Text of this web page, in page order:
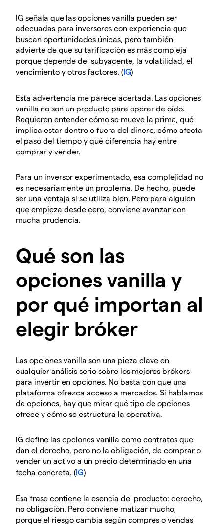
IG señala que las opciones vanilla pueden ser
adecuadas para inversores con experiencia que
buscan oportunidades únicas, pero también
advierte de que su tarificación es más compleja
porque depende del subyacente, la volatilidad, el
vencimiento y otros factores. (IG)
Esta advertencia me parece acertada. Las opciones
vanilla no son un producto para operar de oído.
Requieren entender cómo se mueve la prima, qué
implica estar dentro o fuera del dinero, cómo afecta
el paso del tiempo y qué diferencia hay entre
comprar y vender.
Para un inversor experimentado, esa complejidad no
es necesariamente un problema. De hecho, puede
ser una ventaja si se utiliza bien. Pero para alguien
que empieza desde cero, conviene avanzar con
mucha prudencia.
Qué son las
opciones vanilla y
por qué importan al
elegir bróker
Las opciones vanilla son una pieza clave en
cualquier análisis serio sobre los mejores brókers
para invertir en opciones. No basta con que una
plataforma ofrezca acceso a mercados. Si hablamos
de opciones, hay que mirar qué tipo de opciones
ofrece y cómo se estructura la operativa.
IG define las opciones vanilla como contratos que
dan el derecho, pero no la obligación, de comprar o
vender un activo a un precio determinado en una
fecha concreta. (IG)
Esa frase contiene la esencia del producto: derecho,
no obligación. Pero conviene matizar mucho,
porque el riesgo cambia según compres o vendas